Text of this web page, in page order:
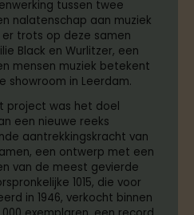
tussen twee
nalatenschap aan muziek
er trots op deze samen
Black en Wurlitzer, een
mensen muziek betekent
showroom in Leerdam.
project was het doel
een nieuwe reeks
aantrekkingskracht van
een ontwerp met een
van de meest gevierde
1015, die voor
in 1946, verkocht binnen